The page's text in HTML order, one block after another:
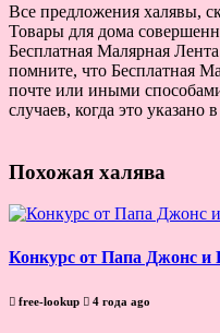
Все предложения халявы,
Товары для дома
Бесплатная Малярная
помните, что Бесплатная
почте или иными
случаев, когда это
Похожая халява
Конкурс от Папа Джонс и
free-lookup 4 года ago